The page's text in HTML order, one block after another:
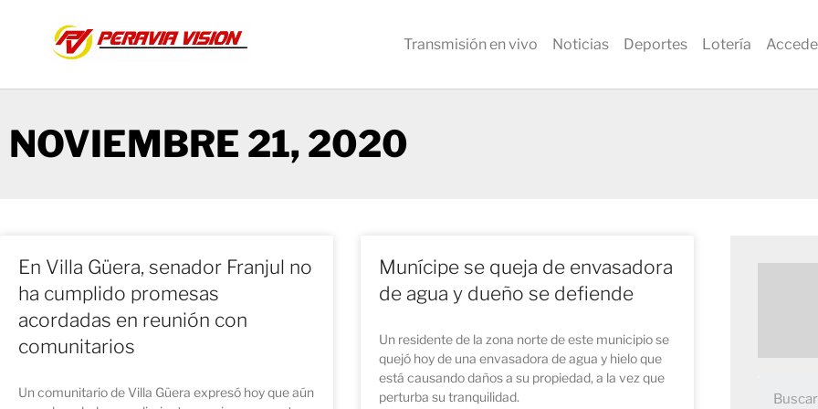
Transmisión en vivo Noticias Deportes Lotería
NOVIEMBRE 21, 2020
En Villa Güera, senador Franjul no
ha cumplido promesas
acordadas en reunión con
comunitarios
Un comunitario de Villa Güera expresó hoy que aún
Munícipe se queja de envasadora
de agua y dueño se defiende
Un residente de la zona norte de este municipio se
quejó hoy de una envasadora de agua y hielo que
está causando daños a su propiedad, a la vez que
perturba su tranquilidad.